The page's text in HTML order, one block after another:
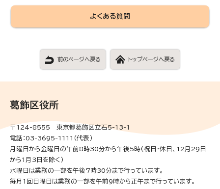
よくある質問
前のページへ戻る トップページへ戻る
葛飾区役所
〒124-8555 東京都葛飾区立石5-13-1
電話：03-3695-1111（代表）
月曜日から金曜日の午前8時30分から午後5時(祝日・休日、12月29日
から1月3日を除く)
水曜日は業務の一部を午後7時30分まで行っています。
毎月1回日曜日は業務の一部を午前9時から正午まで行っています。